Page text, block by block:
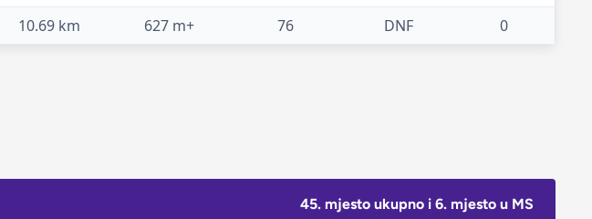
10.69 km 627 m+ 76 DNF 0
45. mjesto ukupno i 6. mjesto u MS